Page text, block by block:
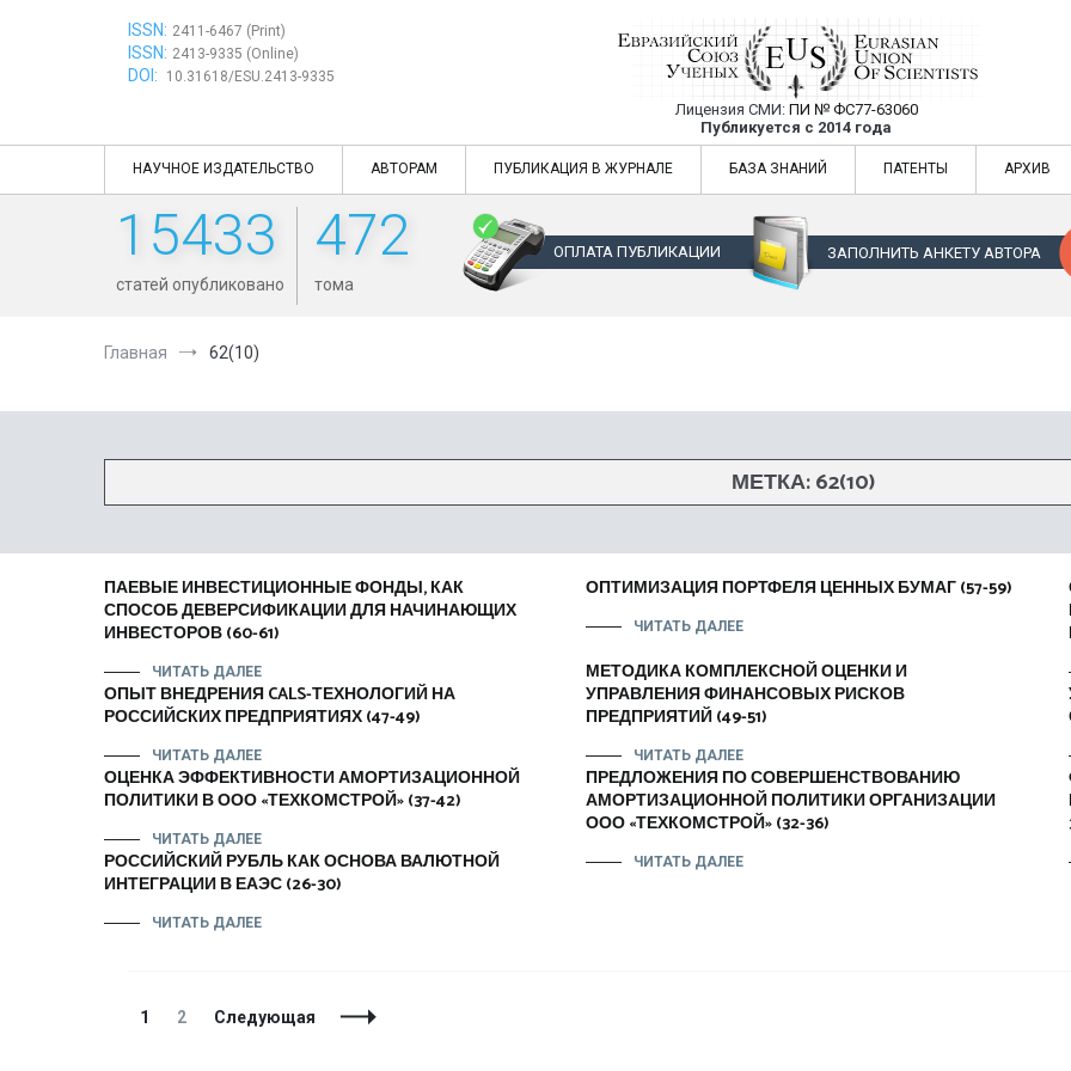
ISSN: 2411-6467 (Print)
ISSN: 2413-9335 (Online)
DOI: 10.31618/ESU.2413-9335
Евразийский Союз Ученых —
Лицензия СМИ: ПИ № ФС77-63060
Публикуется с 2014 года
Евразийский Союз Ученых — публикация научных статей в
НАУЧНОЕ ИЗДАТЕЛЬСТВО АВТОРАМ ПУБЛИКАЦИЯ В ЖУРНАЛЕ БАЗА ЗНАНИЙ ПАТЕНТЫ АРХИВ
15433
статей опубликовано
472
тома
ОПЛАТА ПУБЛИКАЦИИ ЗАПОЛНИТЬ АНКЕТУ АВТОРА
Главная 62(10)
МЕТКА:62(10)
ПАЕВЫЕ ИНВЕСТИЦИОННЫЕ ФОНДЫ, КАК
СПОСОБ ДЕВЕРСИФИКАЦИИ ДЛЯ НАЧИНАЮЩИХ
ИНВЕСТОРОВ (60-61)
ЧИТАТЬ ДАЛЕЕ
ОПТИМИЗАЦИЯ ПОРТФЕЛЯ ЦЕННЫХ БУМАГ (57-59)
ЧИТАТЬ ДАЛЕЕ
МЕТОДИКА КОМПЛЕКСНОЙ ОЦЕНКИ И
УПРАВЛЕНИЯ ФИНАНСОВЫХ РИСКОВ
ПРЕДПРИЯТИЙ (49-51)
ЧИТАТЬ ДАЛЕЕ
ОПЫТ ВНЕДРЕНИЯ CALS-ТЕХНОЛОГИЙ НА
РОССИЙСКИХ ПРЕДПРИЯТИЯХ (47-49)
ЧИТАТЬ ДАЛЕЕ
ОЦЕНКА ЭФФЕКТИВНОСТИ АМОРТИЗАЦИОННОЙ
ПОЛИТИКИ В ООО «ТЕХКОМСТРОЙ» (37-42)
ЧИТАТЬ ДАЛЕЕ
ПРЕДЛОЖЕНИЯ ПО СОВЕРШЕНСТВОВАНИЮ
АМОРТИЗАЦИОННОЙ ПОЛИТИКИ ОРГАНИЗАЦИИ
ООО «ТЕХКОМСТРОЙ» (32-36)
ЧИТАТЬ ДАЛЕЕ
РОССИЙСКИЙ РУБЛЬ КАК ОСНОВА ВАЛЮТНОЙ
ИНТЕГРАЦИИ В ЕАЭС (26-30)
ЧИТАТЬ ДАЛЕЕ
Навигация
Страница
1 Страница
2 Следующая